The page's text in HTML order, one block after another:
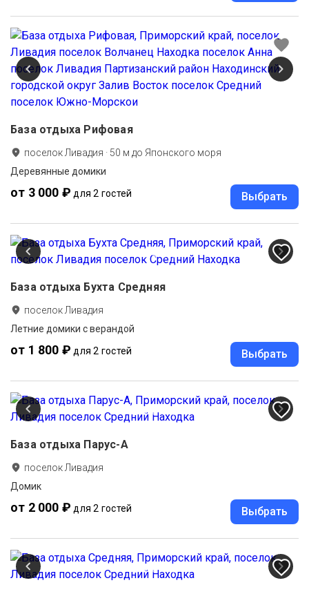
База отдыха Рифовая
поселок Ливадия · 50 м до Японского моря
Деревянные домики
от 3 000 ₽ для 2 гостей Выбрать
База отдыха Бухта Средняя
поселок Ливадия
Летние домики с верандой
от 1 800 ₽ для 2 гостей Выбрать
База отдыха Парус-А
поселок Ливадия
Домик
от 2 000 ₽ для 2 гостей Выбрать